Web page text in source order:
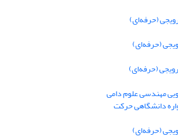
(حرفه‌ای)
(حرفه‌ای)
(حرفه‌ای)
مهندسی علوم دامی
دانشگاهی حرکت
(حرفه‌ای)